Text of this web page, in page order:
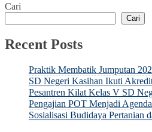
Cari
Cari
Recent Posts
Praktik Membatik Jumputan
SD Negeri Kasihan Ikuti
Pesantren Kilat Kelas V SD
Pengajian POT Menjadi
Sosialisasi Budidaya Pertanian